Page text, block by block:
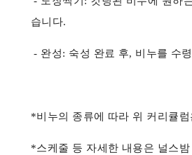
습니다.
- 완성: 숙성 완료 후, 비누를 수
*비누의 종류에 따라 위 커리큘
*스케줄 등 자세한 내용은 널스